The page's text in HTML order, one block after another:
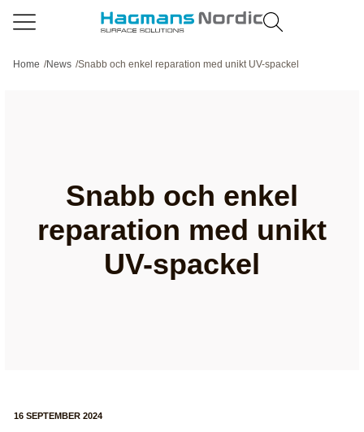
Home /News /Snabb och enkel reparation med unikt UV-spackel
Snabb och enkel
reparation med unikt
UV-spackel
16 SEPTEMBER 2024